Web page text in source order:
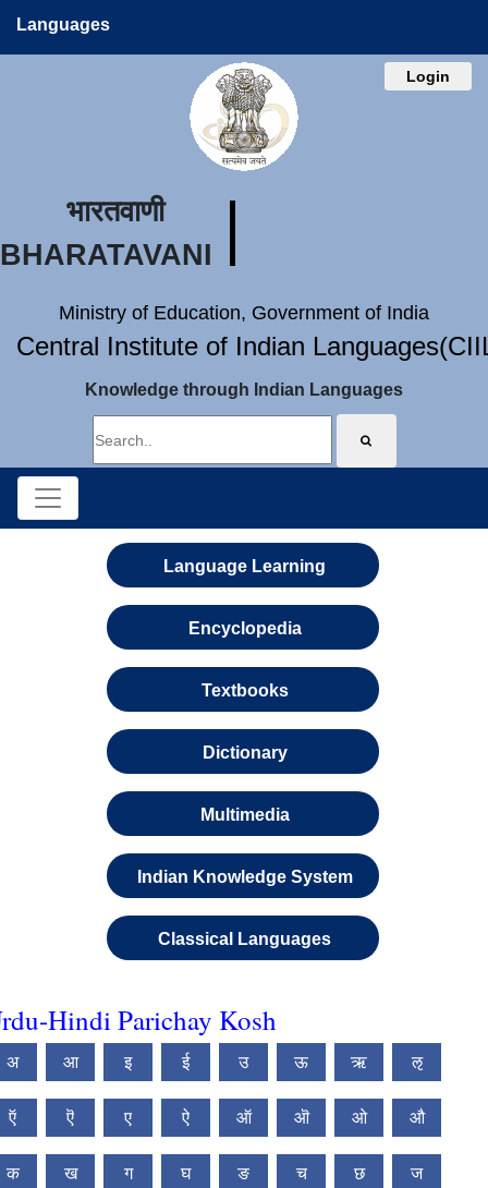
Languages
Login
भारतवाणी
BHARATAVANI
Ministry of Education, Government of India
Central Institute of Indian
Knowledge through Indian Languages
Language Learning
Encyclopedia
Textbooks
Dictionary
Multimedia
Indian Knowledge System
Classical Languages
Hindi Parichay Kosh
अ आ इ ई उ ऊ ऋ ऌ
ऍ ऎ ए ऐ ऑ ऒ ओ औ
क ख ग घ ङ च छ ज